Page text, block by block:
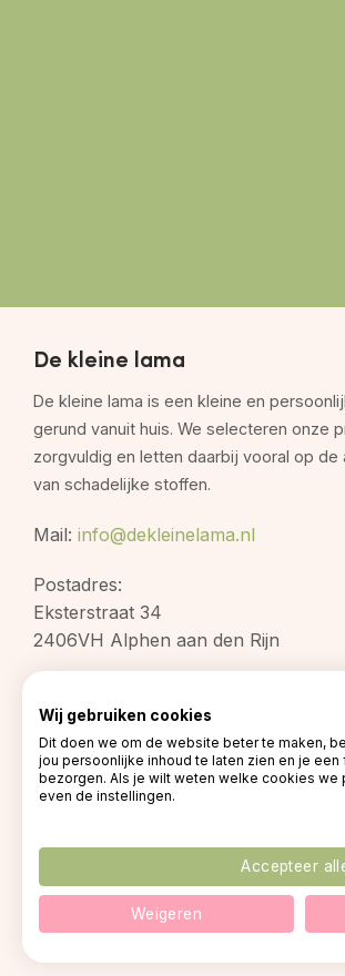
De kleine lama
De kleine lama is een kleine en
gerund vanuit huis. We selecteren onze
zorgvuldig en letten daarbij vooral op de
van schadelijke stoffen.
Mail: info@dekleinelama.nl
Postadres:
Eksterstraat 34
2406VH Alphen aan den Rijn
Privacy policy
Wij gebruiken cookies
Dit doen we om de website beter te maken,
jou persoonlijke inhoud te laten zien en je
bezorgen. Als je wilt weten welke cookies we
even de instellingen.
Accepteer
Weigeren